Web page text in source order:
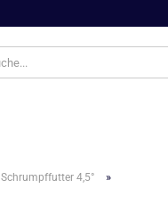
Schrumpffutter 4,5° »